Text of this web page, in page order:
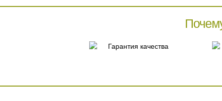
Гарантия качества